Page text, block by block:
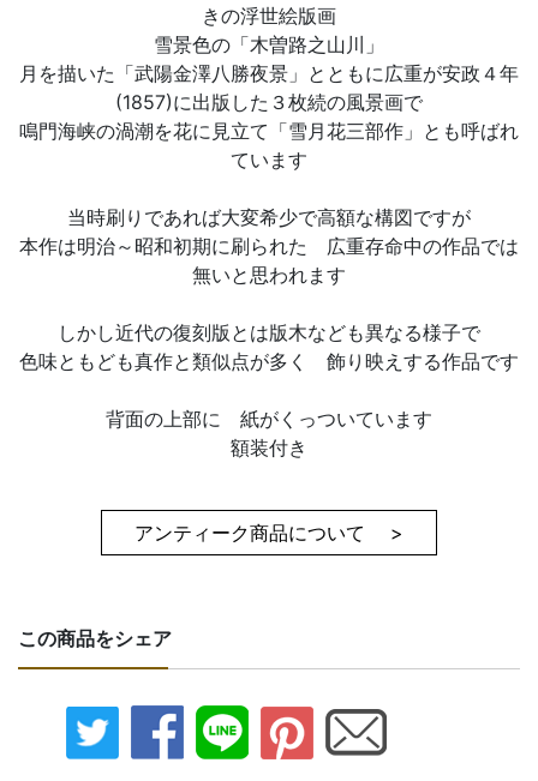
きの浮世絵版画
雪景色の「木曽路之山川」
月を描いた「武陽金澤八勝夜景」とともに広重が安政４年
(1857)に出版した３枚続の風景画で
鳴門海峡の渦潮を花に見立て「雪月花三部作」とも呼ばれ
ています
当時刷りであれば大変希少で高額な構図ですが
本作は明治～昭和初期に刷られた 広重存命中の作品では
無いと思われます
しかし近代の復刻版とは版木なども異なる様子で
色味ともども真作と類似点が多く 飾り映えする作品です
背面の上部に 紙がくっついています
額装付き
アンティーク商品について >
この商品をシェア